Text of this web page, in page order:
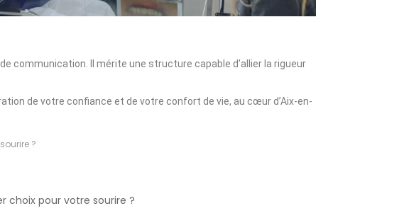
communication. Il mérite une structure capable d’allier la rigueur
de votre confiance et de votre confort de vie, au cœur d’Aix-en-
?
choix pour votre sourire ?